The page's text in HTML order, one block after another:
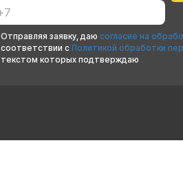
Отправляя заявку, даю согласие на
соответствии с Политикой обработки
текстом которых подтверждаю